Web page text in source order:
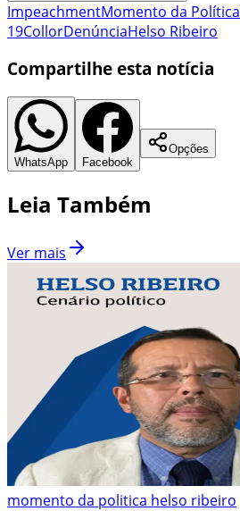
ImpeachmentMomento da Política
19CollorDenúnciaHelso Ribeiro
Compartilhe esta notícia
WhatsApp Facebook
Opções
Leia Também
Ver mais
momento da politica helso ribeiro